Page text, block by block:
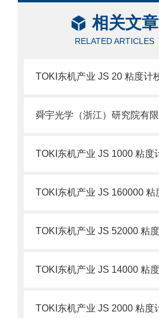
相关文章
RELATED ARTICLES